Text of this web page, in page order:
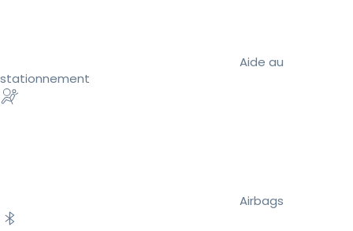
Aide au
stationnement
Airbags